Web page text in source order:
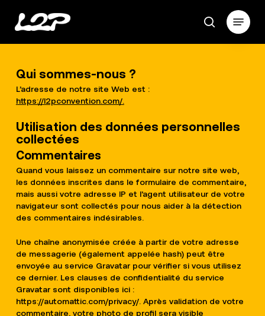
main
search
Menu
Qui sommes-nous ?
L’adresse de notre site Web est :
https://l2pconvention.com/.
Utilisation des données personnelles
collectées
Commentaires
Quand vous laissez un commentaire sur notre site web,
les données inscrites dans le formulaire de commentaire,
mais aussi votre adresse IP et l’agent utilisateur de votre
navigateur sont collectés pour nous aider à la détection
des commentaires indésirables.
Une chaîne anonymisée créée à partir de votre adresse
de messagerie (également appelée hash) peut être
envoyée au service Gravatar pour vérifier si vous utilisez
ce dernier. Les clauses de confidentialité du service
Gravatar sont disponibles ici :
https://automattic.com/privacy/. Après validation de votre
commentaire, votre photo de profil sera visible
Close
Menu